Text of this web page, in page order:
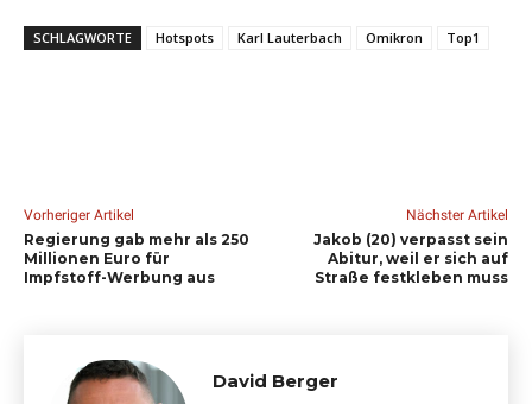
SCHLAGWORTE Hotspots Karl Lauterbach Omikron Top1
Vorheriger Artikel
Regierung gab mehr als 250
Millionen Euro für
Impfstoff-Werbung aus
Nächster Artikel
Jakob (20) verpasst sein
Abitur, weil er sich auf
Straße festkleben muss
David Berger